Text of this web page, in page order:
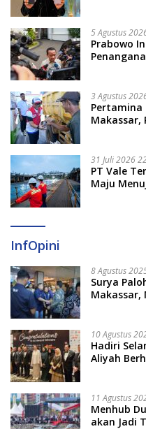
5 Agustus
Prabowo
3 Agustus
Pertamina
Makassar,
31 Juli 2026
PT Vale
Maju
InfOpini
8 Agustus
Surya
10 Agustus
Hadiri
Aliyah
11 Agustus
Menhub
akan Jadi